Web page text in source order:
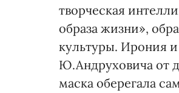
творческая
образа жизни»,
культуры. Ирония
Ю.Андруховича от
маска оберегала